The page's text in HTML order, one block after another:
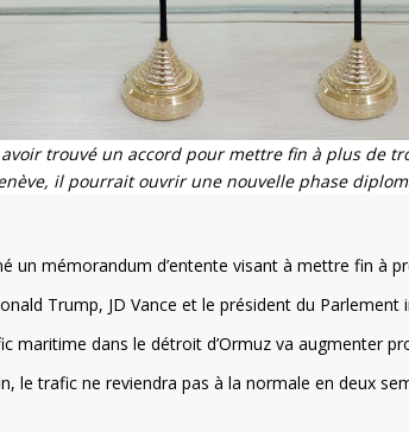
trouvé un accord pour mettre fin à plus de
il pourrait ouvrir une nouvelle phase
un mémorandum d’entente visant à mettre fin à
Trump, JD Vance et le président du
maritime dans le détroit d’Ormuz va augmenter
le trafic ne reviendra pas à la normale en deux